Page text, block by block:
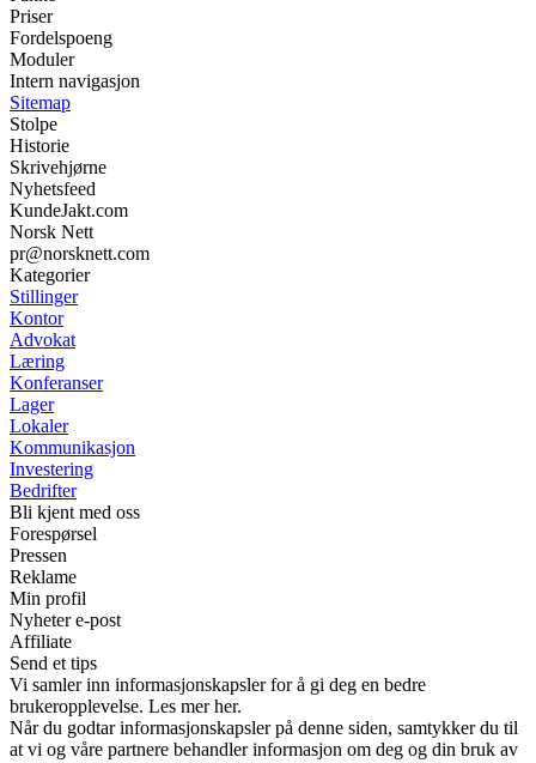
Priser
Fordelspoeng
Moduler
Intern navigasjon
Sitemap
Stolpe
Historie
Skrivehjørne
Nyhetsfeed
KundeJakt.com
Norsk Nett
pr@norsknett.com
Kategorier
Stillinger
Kontor
Advokat
Læring
Konferanser
Lager
Lokaler
Kommunikasjon
Investering
Bedrifter
Bli kjent med oss
Forespørsel
Pressen
Reklame
Min profil
Nyheter e-post
Affiliate
Send et tips
Vi samler inn informasjonskapsler for å gi deg en bedre
brukeropplevelse. Les mer her.
Når du godtar informasjonskapsler på denne siden, samtykker du til
at vi og våre partnere behandler informasjon om deg og din bruk av